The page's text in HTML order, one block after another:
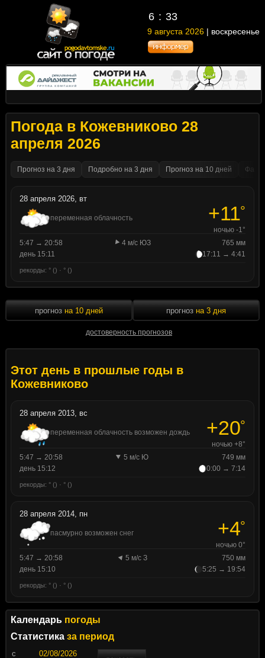
6 : 33
9 августа 2026 | воскресенье
Погода в Кожевниково 28
апреля 2026
Прогноз на 3 дня Подробно на 3 дня Прогноз на 10 дней
28 апреля 2026, вт
переменная облачность +11°
ночью -1°
5:47 → 20:58
4 м/с ЮЗ
765 мм
день 15:11
17:11 → 4:41
рекорды: ° () · ° ()
прогноз на 10 дней
достоверность прогнозов
прогноз на 3 дня
Этот день в прошлые годы в
Кожевниково
28 апреля 2013, вс
переменная облачность возможен дождь +20°
ночью +8°
5:47 → 20:58
5 м/с Ю
749 мм
день 15:12
0:00 → 7:14
рекорды: ° () · ° ()
28 апреля 2014, пн
пасмурно возможен снег +4°
ночью 0°
5:47 → 20:58
5 м/с З
750 мм
день 15:10
5:25 → 19:54
рекорды: ° () · ° ()
Календарь погоды
Статистика за период
c